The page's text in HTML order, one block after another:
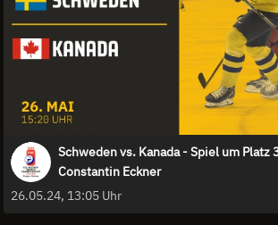
Schweden vs. Kanada - Spiel um
Constantin Eckner
26.05.24, 13:05 Uhr